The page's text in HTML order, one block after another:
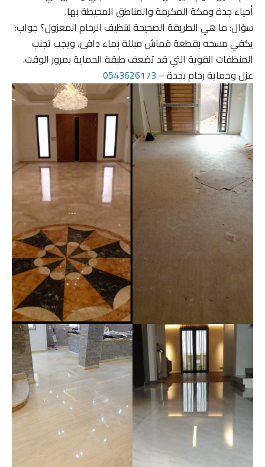
أحياء جدة ومكة المكرمة والمناطق المحيطة بها.
سؤال: ما هي الطريقة الصحيحة لتنظيف الرخام المعزول؟ جواب:
يكفي مسحه بقطعة قماش مبللة بماء دافئ، ويجب تجنب
المنظفات القوية التي قد تضعف طبقة الحماية بمرور الوقت.
عزل وحماية رخام بجدة –0543626173